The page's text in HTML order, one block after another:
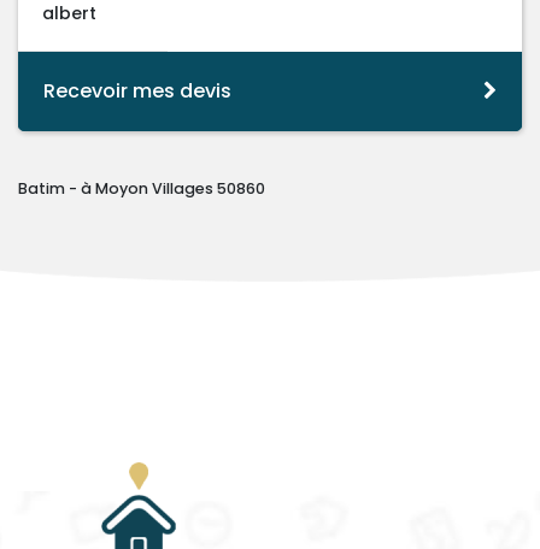
albert
Recevoir mes devis
Batim - à Moyon Villages 50860